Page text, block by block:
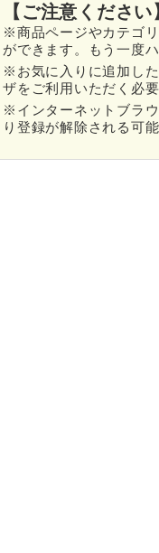
【ご注意ください
※商品ページやカテゴ
ができます。もう一度
※お気に入りに追加し
ザをご利用いただく必要
※インターネットブラ
り登録が解除される可